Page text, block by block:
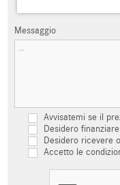
Messaggio
Avvisatemi se il
Desidero
Desidero ricevere
Accetto le